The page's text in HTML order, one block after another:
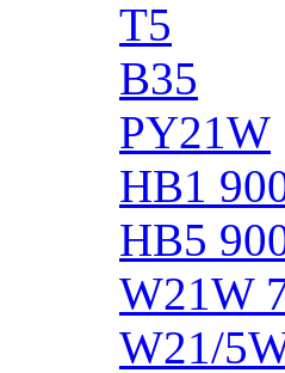
T5
B35
PY21W
HB1
HB5
W21W
W21/